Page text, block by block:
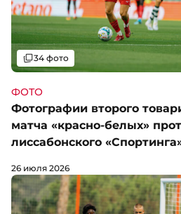
ФОТО
Фотографии второго
матча «красно-белых»
лиссабонского
Галерея
34 фото
26 июля 2026